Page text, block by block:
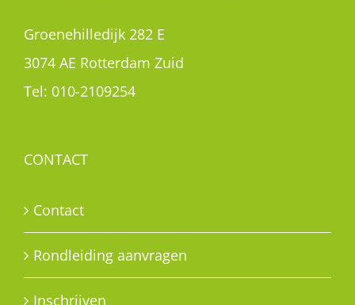
Groenehilledijk 282 E
3074 AE Rotterdam Zuid
Tel: 010-2109254
CONTACT
Contact
Rondleiding aanvragen
Inschrijven